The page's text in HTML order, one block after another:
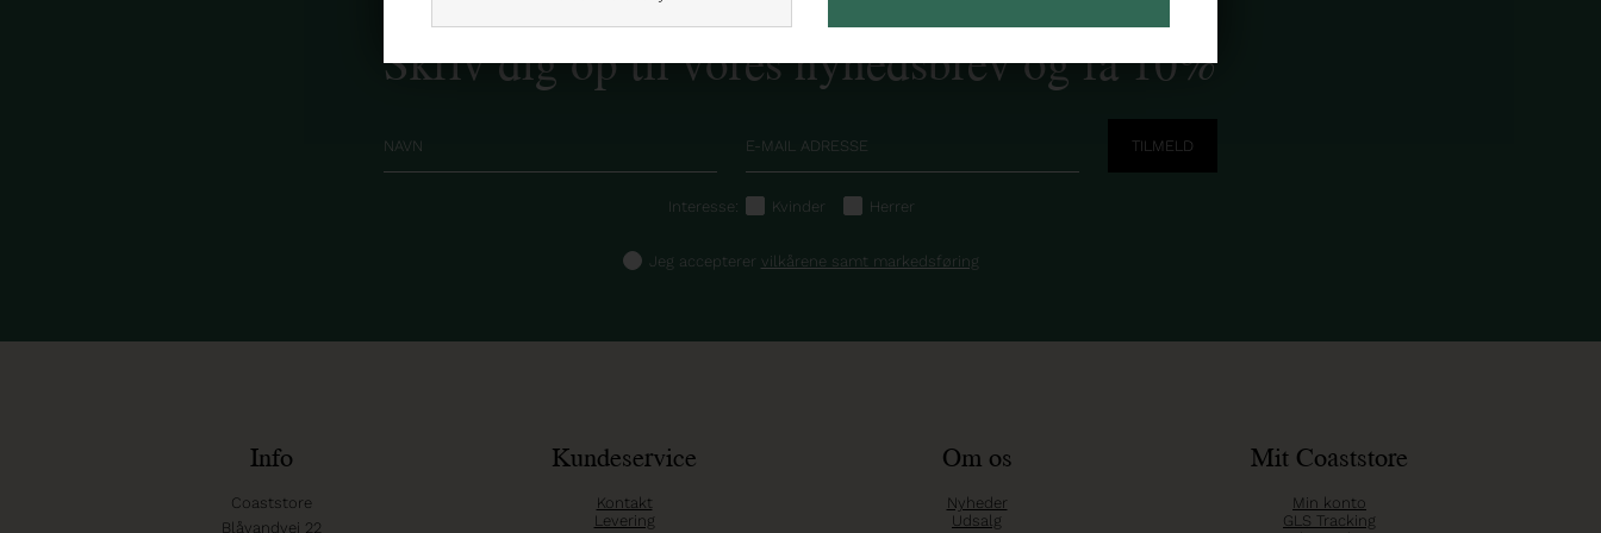
Skriv dig op til vores nyhedsbrev og få 10%
Interesse: Kvinder Herrer
Jeg accepterer vilkårene samt markedsføring
Info
Coaststore
Blåvandvej 22
Kundeservice
Kontakt
Levering
Om os
Nyheder
Udsalg
Mit Coaststore
Min konto
GLS Tracking